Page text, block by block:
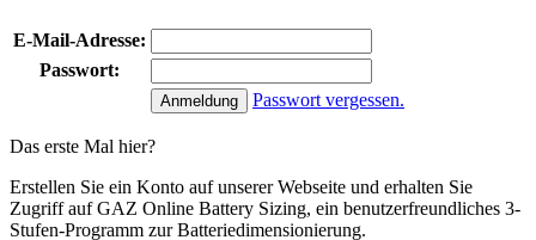
E-Mail-Adresse:
Passwort:
Passwort vergessen.
Das erste Mal hier?
Erstellen Sie ein Konto auf unserer Webseite und erhalten Sie
Zugriff auf GAZ Online Battery Sizing, ein benutzerfreundliches 3-
Stufen-Programm zur Batteriedimensionierung.